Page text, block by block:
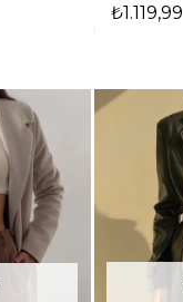
₺1.119,99